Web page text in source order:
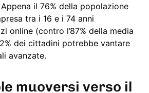
il 76% della popolazione
tra i 16 e i 74 anni
online (contro l’87% della media
dei cittadini potrebbe vantare
avanzate.
muoversi verso il